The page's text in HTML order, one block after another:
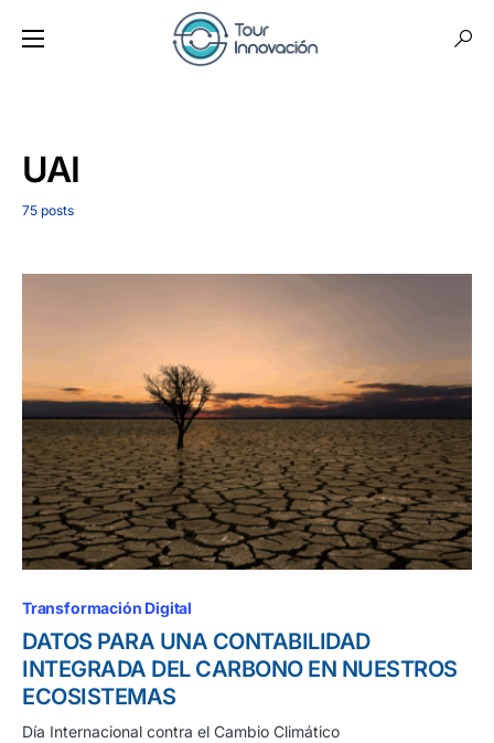
UAI
75 posts
Transformación Digital
DATOS PARA UNA CONTABILIDAD
INTEGRADA DEL CARBONO EN NUESTROS
ECOSISTEMAS
Día Internacional contra el Cambio Climático